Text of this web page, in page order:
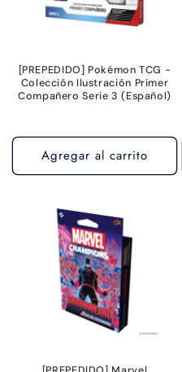
[PREPEDIDO] Pokémon TCG -
Colección Ilustración Primer
Compañero Serie 3 (Español)
Agregar al carrito